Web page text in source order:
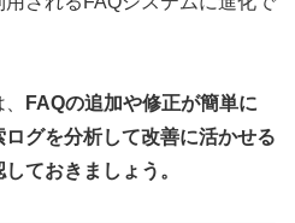
FAQの追加や修正が簡単に
グを分析して改善に活かせる
ておきましょう。